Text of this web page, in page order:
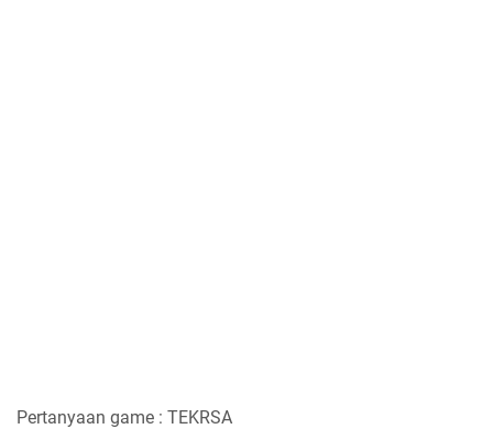
Pertanyaan game : TEKRSA